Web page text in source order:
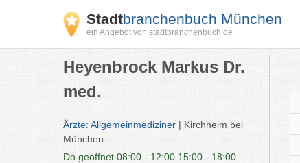
Stadtbranchenbuch München
ein Angebot von stadtbranchenbuch.de
Heyenbrock Markus Dr.
med.
Ärzte: Allgemeinmediziner | Kirchheim bei
München
Do geöffnet 08:00 - 12:00 15:00 - 18:00